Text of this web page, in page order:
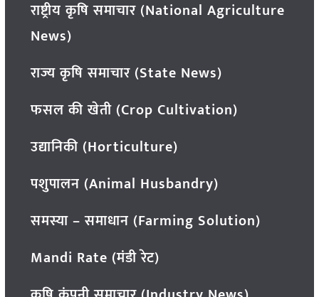
राष्ट्रीय कृषि समाचार (National Agriculture
News)
राज्य कृषि समाचार (State News)
फसल की खेती (Crop Cultivation)
उद्यानिकी (Horticulture)
पशुपालन (Animal Husbandry)
समस्या – समाधान (Farming Solution)
Mandi Rate (मंडी रेट)